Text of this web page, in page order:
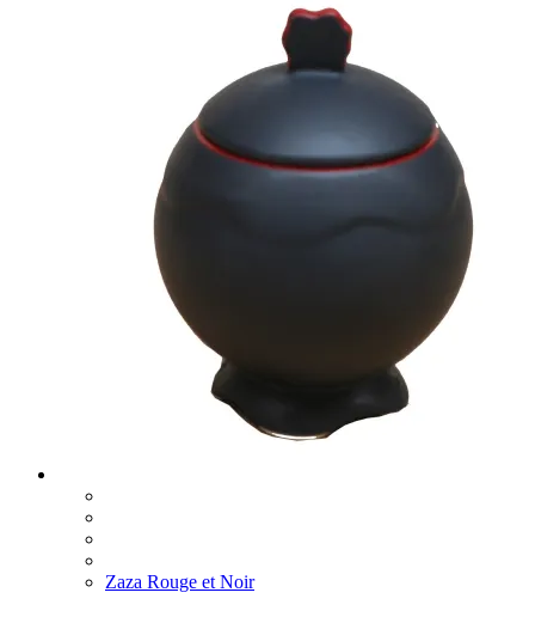
Zaza Rouge et Noir